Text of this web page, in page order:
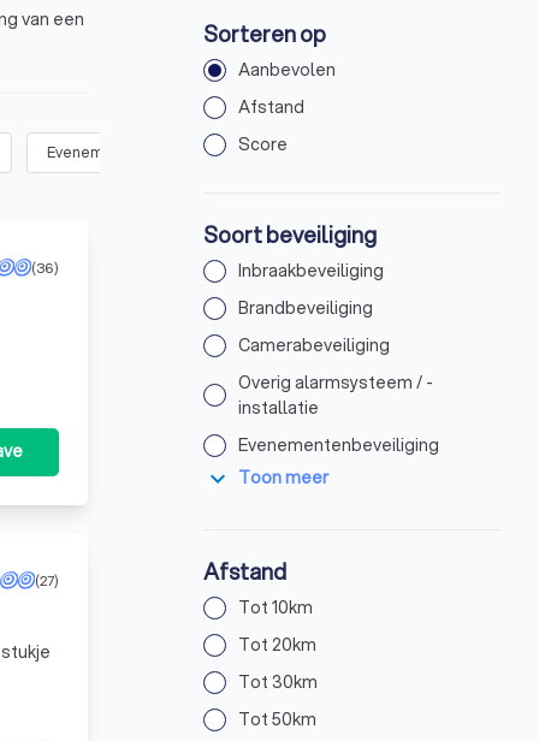
van een
Evenementenbeveiliging( 22)
(36)
(27)
Sorteren op
Aanbevolen
Afstand
Score
Soort beveiliging
Inbraakbeveiliging
Brandbeveiliging
Camerabeveiliging
Overig alarmsysteem / -
installatie
Evenementenbeveiliging
expand_more Toon meer
Afstand
Tot 10km
Tot 20km
Tot 30km
Tot 50km